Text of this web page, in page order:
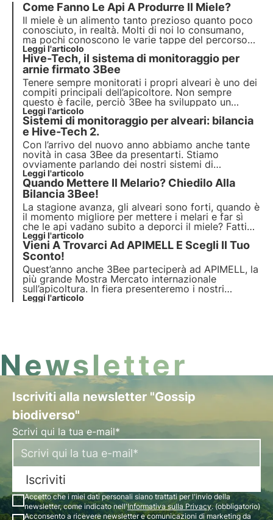
Come Fanno Le Api A Produrre Il Miele?
Il miele è un alimento tanto prezioso quanto poco
conosciuto, in realtà. Molti di noi lo consumano,
ma pochi conoscono le varie tappe del percorso
che hanno portato sulla nostra tavola il bel vasetto
ricolmo di questa dolce sostanza.
Leggi l'articolo
Hive-Tech, il sistema di monitoraggio per
arnie firmato 3Bee
Tenere sempre monitorati i propri alveari è uno dei
compiti principali dell’apicoltore. Non sempre
questo è facile, perciò 3Bee ha sviluppato un
innovativo sistema di monitoraggio per arnie in
grado di aiutare sia gli apicoltori sia le api. Scopri
Hive-Tech!
Leggi l'articolo
Sistemi di monitoraggio per alveari: bilancia
e Hive-Tech 2.
Con l’arrivo del nuovo anno abbiamo anche tante
novità in casa 3Bee da presentarti. Stiamo
ovviamente parlando dei nostri sistemi di
monitoraggio per alveari. Abbiamo lavorato molto
per poter offrire un prodotto effettivamente
competitivo, facile da usare e capace di aiutare
l’apicoltura.
Leggi l'articolo
Quando Mettere Il Melario? Chiedilo Alla
Bilancia 3Bee!
La stagione avanza, gli alveari sono forti, quando è
il momento migliore per mettere i melari e far sì
che le api vadano subito a deporci il miele? Fatti
suggerire questa e tante altre informazioni dalla
bilancia 3Bee Hive-Tech!
Leggi l'articolo
Vieni A Trovarci Ad APIMELL E Scegli Il Tuo
Sconto!
Quest’anno anche 3Bee parteciperà ad APIMELL, la
più grande Mostra Mercato internazionale
sull’apicoltura. In fiera presenteremo i nostri
prodotti Hive Tech: la bilancia e il sistema di
Leggi l'articolo
Newsletter
Iscriviti alla newsletter "Gossip
biodiverso"
Scrivi qui la tua e-mail*
Iscriviti
Accetto che i miei dati personali siano trattati per l'invio della
newsletter, come indicato nell'Informativa sulla Privacy. (obbligatorio)
Acconsento a ricevere newsletter e comunicazioni di marketing da